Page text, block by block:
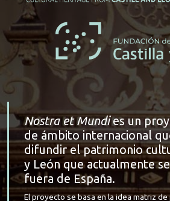
Nostra et Mundies un
de ámbito internacional
difundir el patrimonio
y León que actualmente
fuera de España.
El proyecto se basa en la idea matriz